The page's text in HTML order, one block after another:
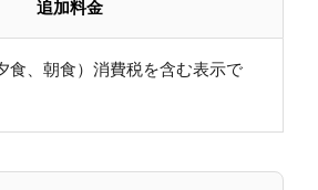
追加料金
食、朝食）消費税を含む表示で